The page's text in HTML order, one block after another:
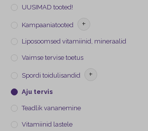
UUSIMAD tooted!
Kampaaniatooted +
Liposoomsed vitamiinid, mineraalid
Vaimse tervise toetus
Spordi toidulisandid +
Aju tervis
Teadlik vananemine
Vitamiinid lastele